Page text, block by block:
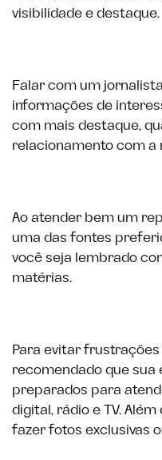
visibilidade e destaque.
Falar com um
informações de
com mais destaque,
relacionamento com a
Ao atender bem um
uma das fontes
você seja lembrado
matérias.
Para evitar
recomendado que
preparados para
digital, rádio e TV.
fazer fotos exclusivas